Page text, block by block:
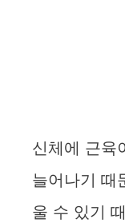
신체에 근육
늘어나기 때
울 수 있기